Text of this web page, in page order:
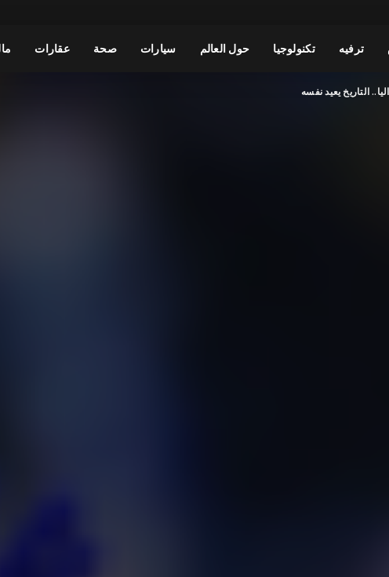
ترفيه تكنولوجيا حول العالم سيارات صحة عقارات
التاريخ يعيد نفسه